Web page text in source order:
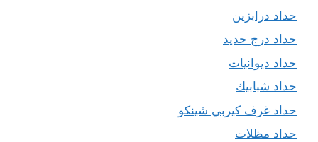
حداد درابزين
حداد درج حديد
حداد ديوانيات
حداد شبابيك
حداد غرف كيربي شينكو
حداد مظلات